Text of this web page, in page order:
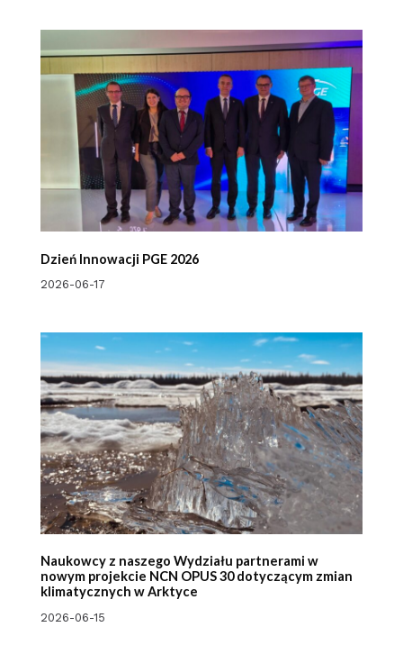
Dzień Innowacji PGE 2026
2026-06-17
Naukowcy z naszego Wydziału partnerami w
nowym projekcie NCN OPUS 30 dotyczącym zmian
klimatycznych w Arktyce
2026-06-15